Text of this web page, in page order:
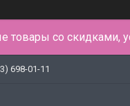
товары со скидками,
698-01-11